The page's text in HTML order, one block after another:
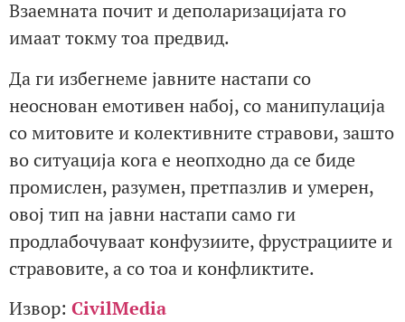
Взаемната почит и деполаризацијата го
имаат токму тоа предвид.
Да ги избегнеме јавните настапи со
неоснован емотивен набој, со манипулација
со митовите и колективните стравови, зашто
во ситуација кога е неопходно да се биде
промислен, разумен, претпазлив и умерен,
овој тип на јавни настапи само ги
продлабочуваат конфузиите, фрустрациите и
стравовите, а со тоа и конфликтите.
Извор: CivilMedia